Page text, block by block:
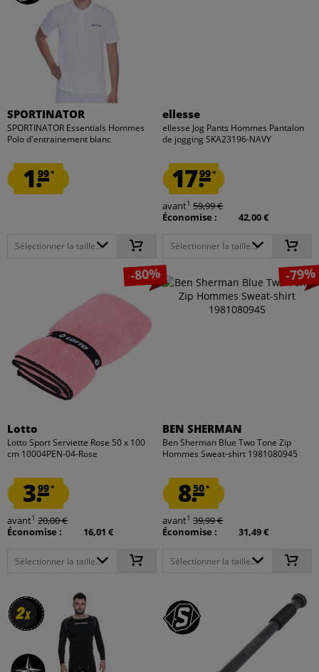
SPORTINATOR
SPORTINATOR Essentials Hommes
Polo d'entrainement blanc
1.99*
Sélectionner la taille...
ellesse
ellesse Jog Pants Hommes Pantalon
de jogging SKA23196-NAVY
17.99*
avant1 59,99 €
Économise :
42,00 €
Sélectionner la taille...
-80%
Lotto
Lotto Sport Serviette Rose 50 x 100
cm 10004PEN-04-Rose
3.99*
avant1 20,00 €
Économise :
16,01 €
Sélectionner la taille...
-79%
BEN SHERMAN
Ben Sherman Blue Two Tone Zip
Hommes Sweat-shirt 1981080945
8.50*
avant1 39,99 €
Économise :
31,49 €
Sélectionner la taille...
2x
2x